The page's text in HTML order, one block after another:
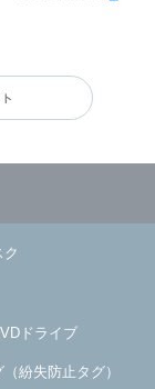
ドライブ
紛失防止タグ）